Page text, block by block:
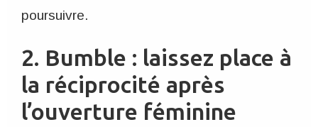
poursuivre.
2. Bumble : laissez place à
la réciprocité après
l’ouverture féminine